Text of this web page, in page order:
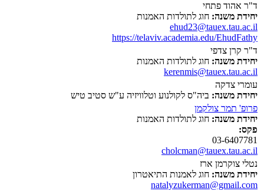
ד"ר אהוד פתחי
יחידת משנה: חוג לתולדות האמנות
ehud23@tauex.tau.ac.il
https://telaviv.academia.edu/EhudFathy
ד"ר קרן צדפי
יחידת משנה: חוג לתולדות האמנות
kerenmis@tauex.tau.ac.il
עומרי צדקה
יחידת משנה: ביה"ס לקולנוע וטלוויזיה ע"ש סטיב טיש
פרופ' תמר צולקמן
יחידת משנה: חוג לתולדות האמנות
פקס:
03-6407781
cholcman@tauex.tau.ac.il
נטלי צוקרמן ארז
יחידת משנה: חוג לאמנות התיאטרון
natalyzukerman@gmail.com